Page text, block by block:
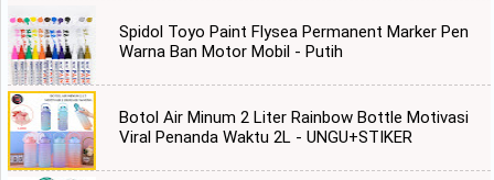
Spidol Toyo Paint Flysea Permanent Marker Pen
Warna Ban Motor Mobil - Putih
Botol Air Minum 2 Liter Rainbow Bottle Motivasi
Viral Penanda Waktu 2L - UNGU+STIKER